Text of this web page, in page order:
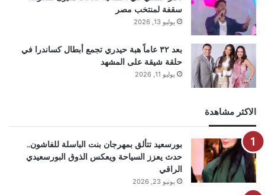
سقفة لمنتخب مصر
يوليو 13, 2026
بعد ٣٢ عاماً هبة حيدري تجمع أبطال كساندرا في
حلقة شيقة على المشهد
يوليو 11, 2026
الاكثر مشاهدة
بورسعيد تتألق بمهرجان بنت الباسلة للفاشون..
حدث يعزز السياحة ويعكس الذوق البورسعيدي
الراقي
يونيو 23, 2026